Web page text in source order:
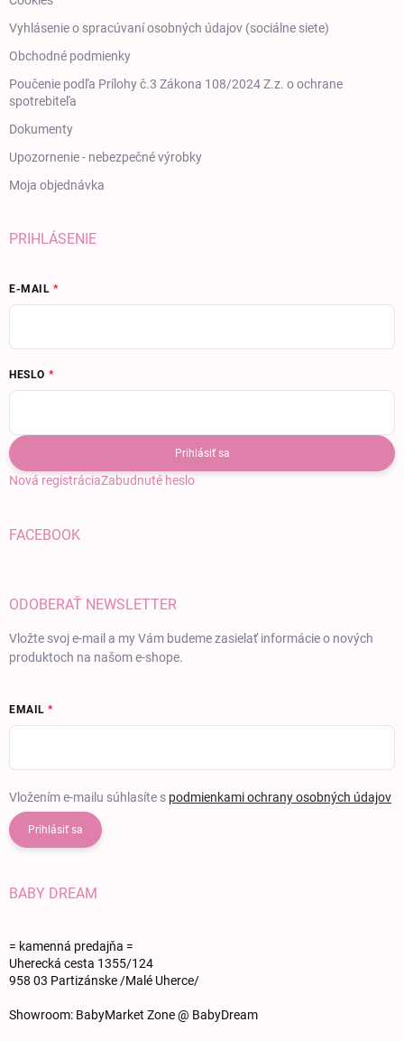
Vyhlásenie o spracúvaní osobných údajov (sociálne siete)
Obchodné podmienky
Poučenie podľa Prílohy č.3 Zákona 108/2024 Z.z. o ochrane
spotrebiteľa
Dokumenty
Upozornenie - nebezpečné výrobky
Moja objednávka
PRIHLÁSENIE
E-MAIL
HESLO
Prihlásiť sa
Nová registráciaZabudnuté heslo
FACEBOOK
ODOBERAŤ NEWSLETTER
Vložte svoj e-mail a my Vám budeme zasielať informácie o nových
produktoch na našom e-shope.
EMAIL
Vložením e-mailu súhlasíte s podmienkami ochrany osobných údajov
Prihlásiť sa
BABY DREAM
= kamenná predajňa =
Uherecká cesta 1355/124
958 03 Partizánske /Malé Uherce/
Showroom: BabyMarket Zone @ BabyDream